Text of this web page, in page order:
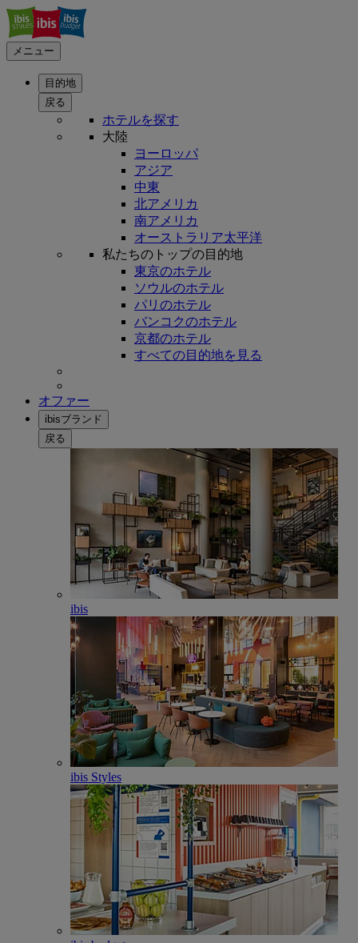
メニュー
目的地
戻る
ホテルを探す
大陸
ヨーロッパ
アジア
中東
北アメリカ
南アメリカ
オーストラリア太平洋
私たちのトップの目的地
東京のホテル
ソウルのホテル
パリのホテル
バンコクのホテル
京都のホテル
すべての目的地を見る
オファー
ibisブランド
戻る
ibis
ibis Styles